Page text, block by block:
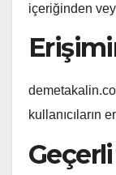
içeriğinden
kullanıcıların